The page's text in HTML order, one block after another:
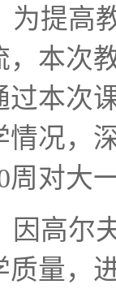
为提高
，本次
过本次
情况，
周对大
因高尔
质量，